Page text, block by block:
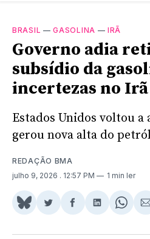
BRASIL —GASOLINA —IRÃ
Governo adia
subsídio da
incertezas no Irã
Estados Unidos voltou a
gerou nova alta do
REDAÇÃO BMA
julho 9, 2026 . 12:57 PM 1 min ler
Share
BlueSky
Compartilhar
Twitter
Compartilhar
Facebook
LinkedIn
Share